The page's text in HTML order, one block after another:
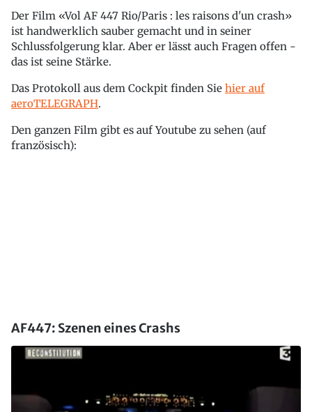
Der Film «Vol AF 447 Rio/Paris : les raisons d'un crash»
ist handwerklich sauber gemacht und in seiner
Schlussfolgerung klar. Aber er lässt auch Fragen offen -
das ist seine Stärke.
Das Protokoll aus dem Cockpit finden Sie hier auf
aeroTELEGRAPH.
Den ganzen Film gibt es auf Youtube zu sehen (auf
französisch):
AF447: Szenen eines Crashs